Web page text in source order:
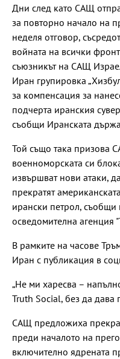
Дни след като САЩ
за повторно начало на
неделя отговор,
войната на всички
съюзникът на САЩ
Иран групировка
за компенсация за
подчерта иранския
съобщи Иранската
Той също така призова
военноморската си
извършват нови атаки,
прекратят
ирански петрол,
осведомителна агенция
В рамките на часове
Иран с публикация в
„Не ми харесва –
Truth Social, без да дава
САЩ предложиха
преди началото на
включително ядрената